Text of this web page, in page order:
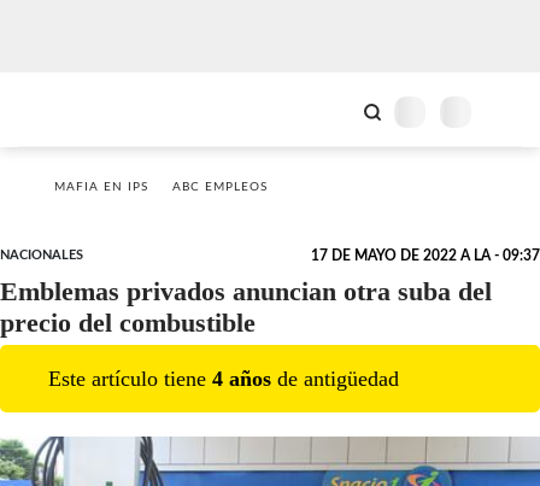
MAFIA EN IPS ABC EMPLEOS
NACIONALES 17 DE MAYO DE 2022 A LA - 09:37
Emblemas privados anuncian otra suba del
precio del combustible
Este artículo tiene 4 años de antigüedad